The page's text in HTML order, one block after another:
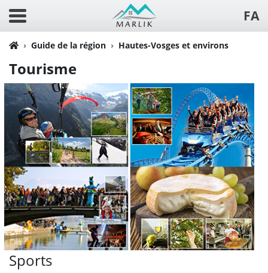
FA
Guide de la région Hautes-Vosges et environs
Tourisme
Sports